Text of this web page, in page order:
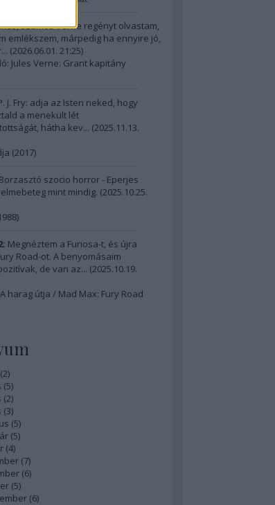
számos Verne regényt olvastam,
emlékszem, márpedig ha ennyire jó,
(2026.06.01. 21:25)
Jules Verne: Grant kapitány
J. Fry: adja az Isten neked, hogy
a menekült lét
hátha kev... (2025.11.13.
(2017)
Borzasztó szocio horror - Eperjes
mint mindig. (2025.10.25.
Megnéztem a Furiosa-t, és újra
Road-ot. A benyomásaim
de van az... (2025.10.19.
harag útja / Mad Max: Fury Road
(2)
(5)
(2)
(3)
(5)
(5)
(4)
(7)
(6)
(5)
(6)